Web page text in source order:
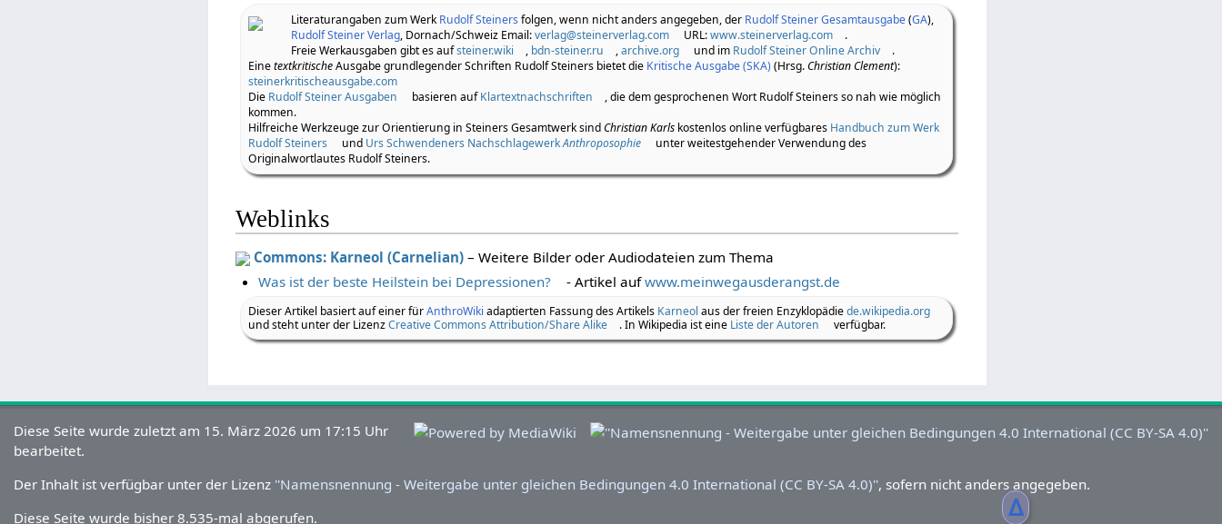
ᐃ
Literaturangaben zum WerkRudolf Steinersfolgen, wenn nicht anders angegeben, der Rudolf Steiner Gesamtausgabe(GA),
Rudolf Steiner Verlag, Dornach/Schweiz Email:verlag@steinerverlag.com URL:www.steinerverlag.com
.
Freie Werkausgaben gibt es aufsteiner.wiki , bdn-steiner.ru ,archive.org und im Rudolf Steiner Online Archiv
.
EinetextkritischeAusgabe grundlegender Schriften Rudolf Steiners bietet die Kritische Ausgabe (SKA)(Hrsg.Christian Clement):
steinerkritischeausgabe.com
Die Rudolf Steiner Ausgaben basieren aufKlartextnachschriften
, die dem gesprochenen Wort Rudolf Steiners so nah wie möglich
kommen.
Hilfreiche Werkzeuge zur Orientierung in Steiners Gesamtwerk sindChristian Karls kostenlos online verfügbares Handbuch zum Werk
Rudolf Steiners
und Urs Schwendeners NachschlagewerkAnthroposophie
unter weitestgehender Verwendung des
Originalwortlautes Rudolf Steiners.
Weblinks
Commons: Karneol (Carnelian) – Weitere Bilder oder Audiodateien zum Thema
Was ist der beste Heilstein bei Depressionen?
- Artikel aufwww.meinwegausderangst.de
Dieser Artikel basiert auf einer fürAnthroWiki adaptierten Fassung des Artikels Karneol aus der freien Enzyklopädiede.wikipedia.org
und steht unter der LizenzCreative Commons Attribution/Share Alike . In Wikipedia ist eine Liste der Autoren verfügbar.
Diese Seite wurde zuletzt am 15. März 2026 um 17:15 Uhr
bearbeitet.
Der Inhalt ist verfügbar unter der Lizenz ''Namensnennung - Weitergabe unter gleichen Bedingungen 4.0 International (CC BY-SA 4.0)'', sofern nicht anders angegeben.
Diese Seite wurde bisher 8.535-mal abgerufen.